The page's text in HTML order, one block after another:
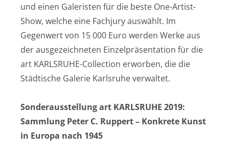
und einen Galeristen für die beste One-Artist-
Show, welche eine Fachjury auswählt. Im
Gegenwert von 15 000 Euro werden Werke aus
der ausgezeichneten Einzelpräsentation für die
art KARLSRUHE-Collection erworben, die die
Städtische Galerie Karlsruhe verwaltet.
Sonderausstellung art KARLSRUHE 2019:
Sammlung Peter C. Ruppert – Konkrete Kunst
in Europa nach 1945